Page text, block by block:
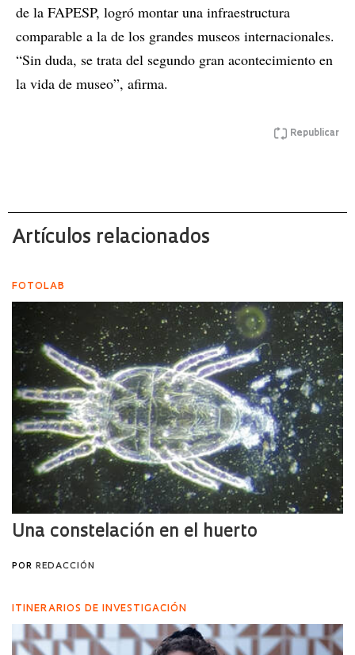
de la FAPESP, logró montar una infraestructura
comparable a la de los grandes museos internacionales.
“Sin duda, se trata del segundo gran acontecimiento en
la vida de museo”, afirma.
Republicar